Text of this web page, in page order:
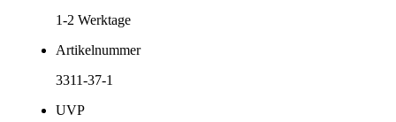
1-2 Werktage
Artikelnummer
3311-37-1
UVP